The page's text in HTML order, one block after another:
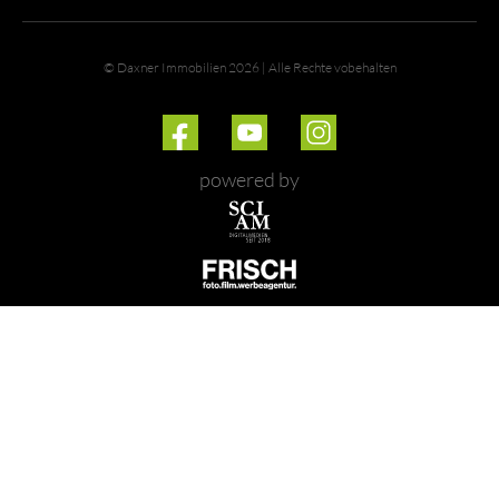
© Daxner Immobilien 2026 | Alle Rechte vobehalten
powered by